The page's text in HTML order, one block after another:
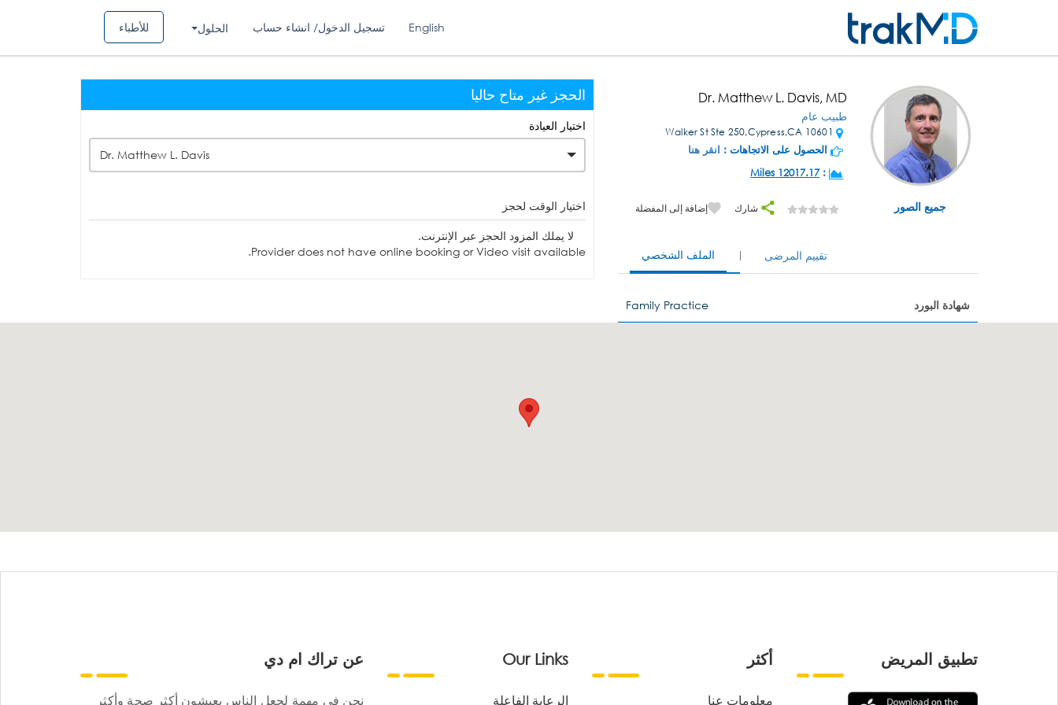
للأطباء الحلول تسجيل الدخول/ انشاء حساب English
جميع الصور
Dr. Matthew L. Davis, MD
طبيب عام
الحصول على الاتجاهات : انقر هنا
:
12017.17 Miles
شارك إضافة إلى المفضلة
الملف الشخصي تقييم المرضى
شهادة البورد Family Practice
الحجز غير متاح حاليا
اختيار العيادة
Dr. Matthew L. Davis
اختيار الوقت لحجز
لا يملك المزود الحجز عبر الإنترنت.
Provider does not have online booking or Video visit available.
عن تراك ام دي
نحن في مهمة لجعل الناس يعيشون أكثر صحة وأكثر
Our Links
الرعاية الفاعلة
أكثر
معلومات عنا
تطبيق المريض